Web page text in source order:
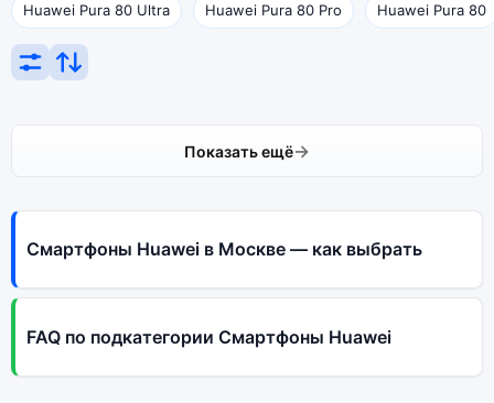
Huawei Pura 80 Ultra Huawei Pura 80 Pro Huawei Pura 80
Показать ещё
Смартфоны Huawei в Москве — как выбрать
FAQ по подкатегории Смартфоны Huawei